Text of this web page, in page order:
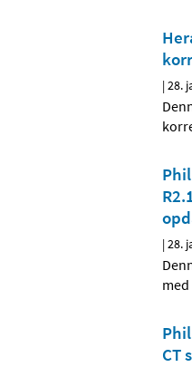
|28.
|28.
CT